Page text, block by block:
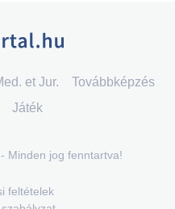
et Jur.
Továbbképzés
Játék
Minden jog fenntartva!
feltételek